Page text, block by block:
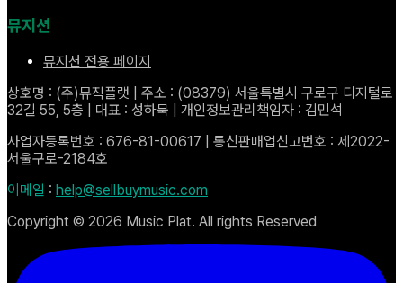
뮤지션
뮤지션 전용 페이지
상호명 : (주)뮤직플랫 | 주소 : (08379) 서울특별시 구로구 디지털로
32길 55, 5층 | 대표 : 성하묵 | 개인정보관리책임자 : 김민석
사업자등록번호 : 676-81-00617 | 통신판매업신고번호 : 제2022-
서울구로-2184호
이메일 : help@sellbuymusic.com
Copyright © 2026 Music Plat. All rights Reserved